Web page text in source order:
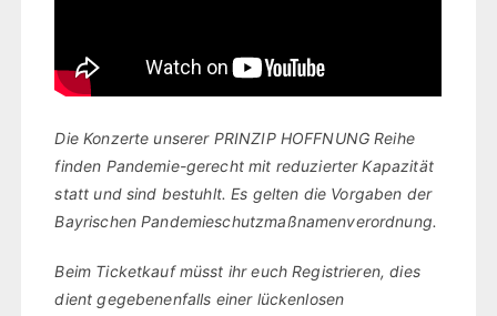
Die Konzerte unserer PRINZIP HOFFNUNG Reihe
finden Pandemie-gerecht mit reduzierter Kapazität
statt und sind bestuhlt. Es gelten die Vorgaben der
Bayrischen Pandemieschutzmaßnamenverordnung.
Beim Ticketkauf müsst ihr euch Registrieren, dies
dient gegebenenfalls einer lückenlosen